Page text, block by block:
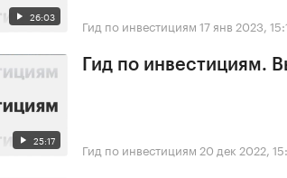
26:03 Гид по инвестициям 17 янв 2023,
25:17
Гид по инвестициям.
Гид по инвестициям 20 дек 2022,